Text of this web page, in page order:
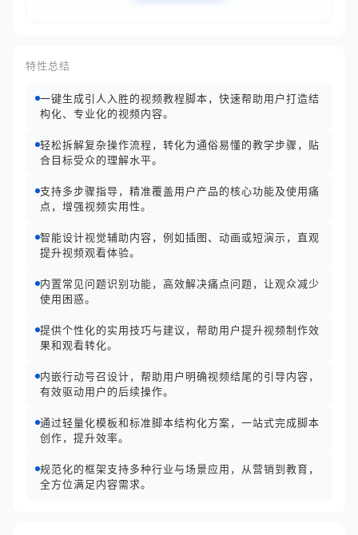
特性总结
一键生成引人入胜的视频教程脚本，快速帮助用户打造结
构化、专业化的视频内容。
轻松拆解复杂操作流程，转化为通俗易懂的教学步骤，贴
合目标受众的理解水平。
支持多步骤指导，精准覆盖用户产品的核心功能及使用痛
点，增强视频实用性。
智能设计视觉辅助内容，例如插图、动画或短演示，直观
提升视频观看体验。
内置常见问题识别功能，高效解决痛点问题，让观众减少
使用困惑。
提供个性化的实用技巧与建议，帮助用户提升视频制作效
果和观看转化。
内嵌行动号召设计，帮助用户明确视频结尾的引导内容，
有效驱动用户的后续操作。
通过轻量化模板和标准脚本结构化方案，一站式完成脚本
创作，提升效率。
规范化的框架支持多种行业与场景应用，从营销到教育，
全方位满足内容需求。